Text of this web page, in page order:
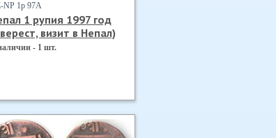
NP 1р 97А
1 рупия 1997 год
визит в Непал)
- 1 шт.